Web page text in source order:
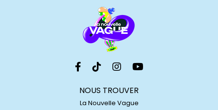
NOUS TROUVER
La Nouvelle Vague